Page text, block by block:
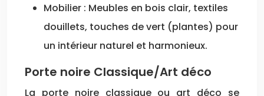
Mobilier : Meubles en bois clair, textiles
douillets, touches de vert (plantes) pour
un intérieur naturel et harmonieux.
Porte noire Classique/Art déco
La porte noire classique ou art déco se